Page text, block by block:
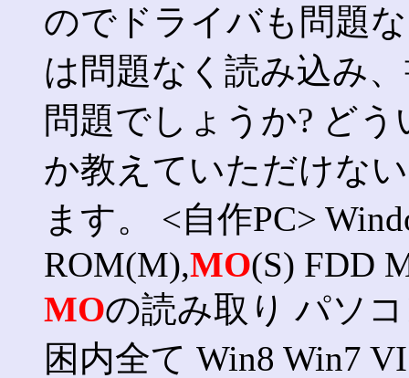
のでドライバも問題
は問題なく読み込み
問題でしょうか? ど
か教えていただけな
ます。 <自作PC>
ROM(M),MO(S) FDD
MOの読み取り パソ
困内全て Win8 Win7